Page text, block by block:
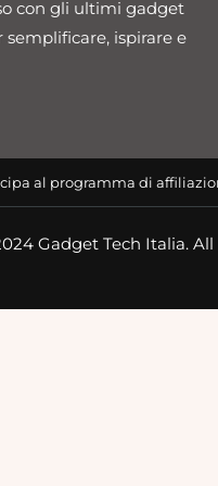
con gli ultimi gadget
ispirare e
al programma di
Gadget Tech Italia. All